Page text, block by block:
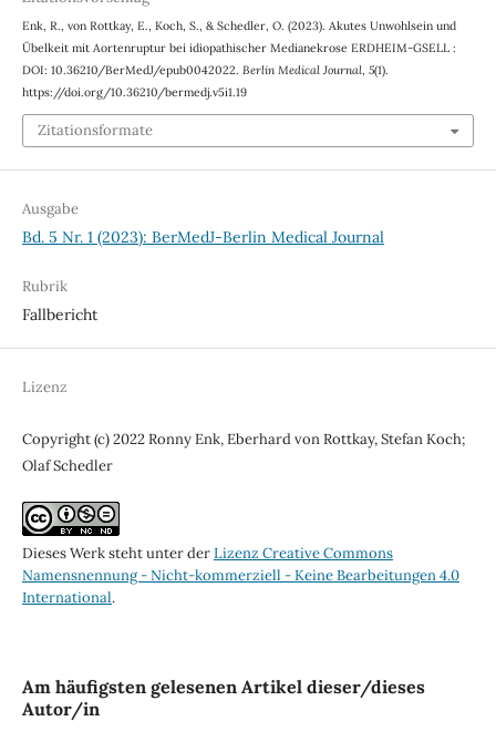
Enk, R., von Rottkay, E., Koch, S., & Schedler, O. (2023). Akutes Unwohlsein und
Übelkeit mit Aortenruptur bei idiopathischer Medianekrose ERDHEIM-GSELL :
DOI: 10.36210/BerMedJ/epub0042022. Berlin Medical Journal, 5(1).
https://doi.org/10.36210/bermedj.v5i1.19
Zitationsformate
Ausgabe
Bd. 5 Nr. 1 (2023): BerMedJ-Berlin Medical Journal
Rubrik
Fallbericht
Lizenz
Copyright (c) 2022 Ronny Enk, Eberhard von Rottkay, Stefan Koch;
Olaf Schedler
Dieses Werk steht unter derLizenz Creative Commons
Namensnennung - Nicht-kommerziell - Keine Bearbeitungen 4.0
International.
Am häufigsten gelesenen Artikel dieser/dieses
Autor/in